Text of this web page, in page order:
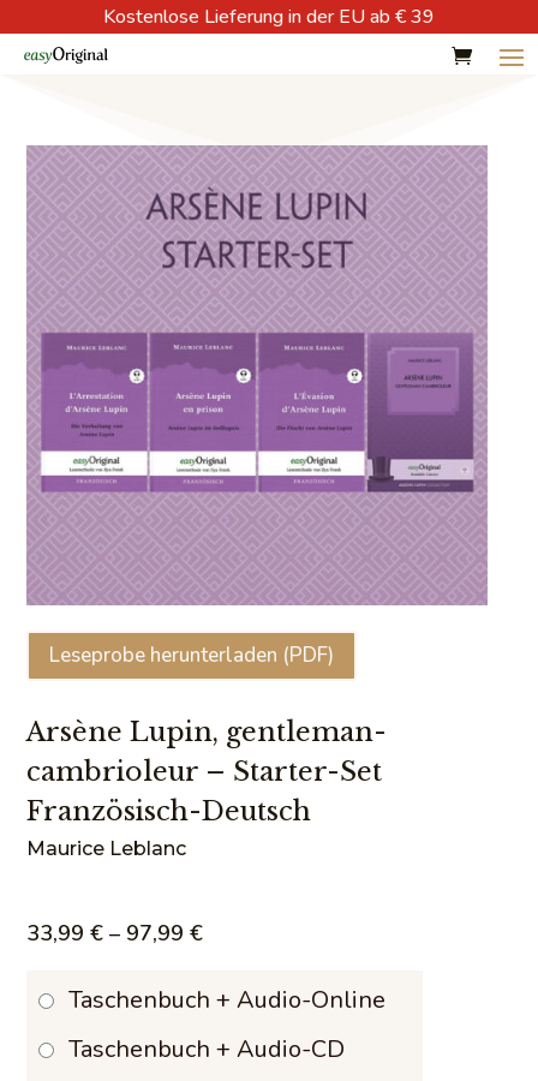
Kostenlose Lieferung in der EU ab € 39
Leseprobe herunterladen (PDF)
Arsène Lupin, gentleman-
cambrioleur – Starter-Set
Französisch-Deutsch
Maurice Leblanc
33,99€ – 97,99€Preisspanne:
Taschenbuch + Audio-Online
Taschenbuch + Audio-CD